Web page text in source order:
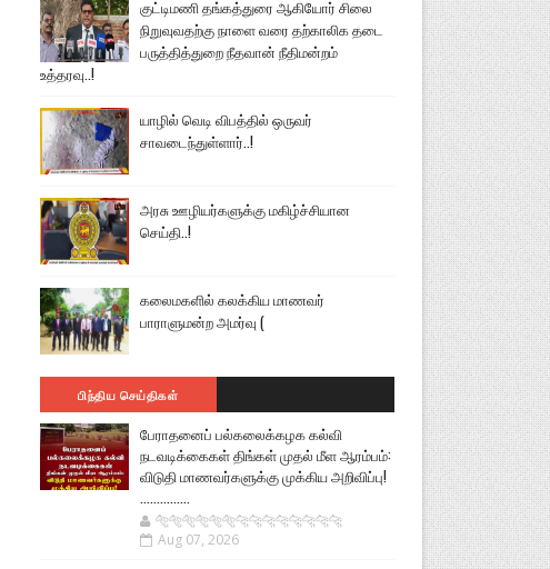
குட்டிமணி தங்கத்துரை ஆகியோர் சிலை
நிறுவுவதற்கு நாளை வரை தற்காலிக தடை
பருத்தித்துறை நீதவான் நீதிமன்றம்
உத்தரவு..!
யாழில் வெடி விபத்தில் ஒருவர்
சாவடைந்துள்ளார்..!
அரசு ஊழியர்களுக்கு மகிழ்ச்சியான
செய்தி..!
கலைமகளில் கலக்கிய மாணவர்
பாராளுமன்ற அமர்வு (
பிந்திய செய்திகள்
பேராதனைப் பல்கலைக்கழக கல்வி
நடவடிக்கைகள் திங்கள் முதல் மீள ஆரம்பம்:
விடுதி மாணவர்களுக்கு முக்கிய அறிவிப்பு!
...............
🐅🐅🐅🐅🐅🐅🐆🐆🐆🐆🐆🐆🐆🐆
Aug 07, 2026